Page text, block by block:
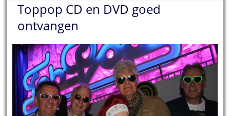
Toppop CD en DVD goed
ontvangen